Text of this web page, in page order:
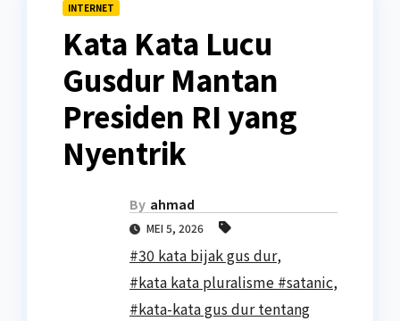
INTERNET
Kata Kata Lucu
Gusdur Mantan
Presiden RI yang
Nyentrik
By ahmad
MEI 5, 2026
#30 kata bijak gus dur,
#kata kata pluralisme #satanic,
#kata-kata gus dur tentang